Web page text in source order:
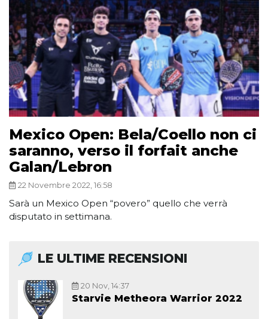
Mexico Open: Bela/Coello non ci
saranno, verso il forfait anche
Galan/Lebron
22 Novembre 2022, 16:58
Sarà un Mexico Open “povero” quello che verrà
disputato in settimana.
LE ULTIME RECENSIONI
20 Nov, 14:37
Starvie Metheora Warrior 2022